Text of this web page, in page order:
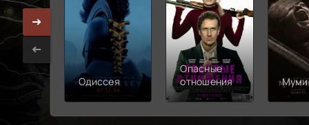
Одиссея
Опасные
отношения